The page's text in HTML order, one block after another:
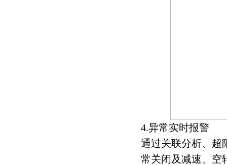
4.异常实时报警
通过关联分析、超
常关闭及减速、空